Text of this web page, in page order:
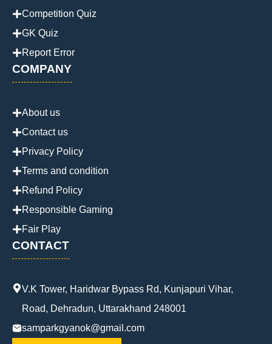
Competition Quiz
GK Quiz
Report Error
COMPANY
About us
Contact us
Privacy Policy
Terms and condition
Refund Policy
Responsible Gaming
Fair Play
CONTACT
V.K Tower, Haridwar Bypass Rd, Kunjapuri Vihar,
Road, Dehradun, Uttarakhand 248001
samparkgyanok@gmail.com